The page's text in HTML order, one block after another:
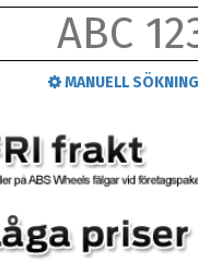
MANUELL SÖKNING